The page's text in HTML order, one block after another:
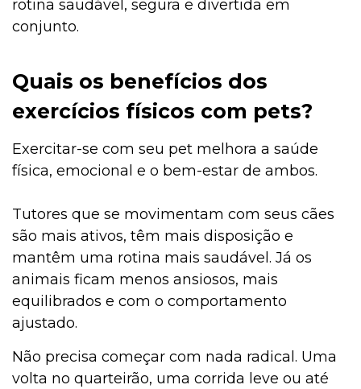
rotina saudável, segura e divertida em
conjunto.
Quais os benefícios dos
exercícios físicos com pets?
Exercitar-se com seu pet melhora a saúde
física, emocional e o bem-estar de ambos.
Tutores que se movimentam com seus cães
são mais ativos, têm mais disposição e
mantêm uma rotina mais saudável. Já os
animais ficam menos ansiosos, mais
equilibrados e com o comportamento
ajustado.
Não precisa começar com nada radical. Uma
volta no quarteirão, uma corrida leve ou até